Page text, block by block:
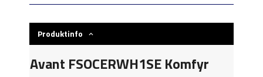
Produktinfo
Avant FSOCERWH1SEKomfyr